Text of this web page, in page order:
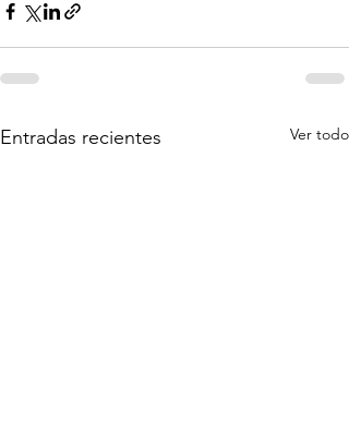
Entradas recientes Ver todo